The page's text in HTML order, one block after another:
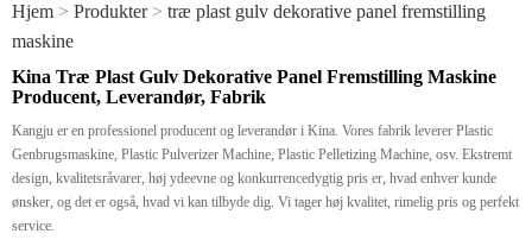
Hjem > Produkter > træ plast gulv dekorative panel fremstilling
maskine
Kina Træ Plast Gulv Dekorative Panel Fremstilling Maskine
Producent, Leverandør, Fabrik
Kangju er en professionel producent og leverandør i Kina. Vores fabrik leverer Plastic
Genbrugsmaskine, Plastic Pulverizer Machine, Plastic Pelletizing Machine, osv. Ekstremt
design, kvalitetsråvarer, høj ydeevne og konkurrencedygtig pris er, hvad enhver kunde
ønsker, og det er også, hvad vi kan tilbyde dig. Vi tager høj kvalitet, rimelig pris og perfekt
service.